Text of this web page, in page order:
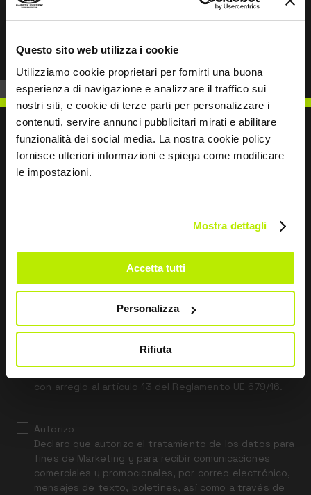
Questo sito web utilizza i cookie
Utilizziamo cookie proprietari per fornirti una buona
esperienza di navigazione e analizzare il traffico sui
nostri siti, e cookie di terze parti per personalizzare i
contenuti, servire annunci pubblicitari mirati e abilitare
funzionalità dei social media. La nostra cookie policy
fornisce ulteriori informazioni e spiega come modificare
le impostazioni.
Mostra dettagli
Accetta tutti
Personalizza
Rifiuta
Anterior Siguiente
Sigamos en contacto
Leave
field
con arreglo al artículo 13 del Reglamento UE 679/16.
Autorizo
Declaro que autorizo el tratamiento de los datos para
fines de Marketing y para recibir comunicaciones
comerciales y promocionales, por correo electrónico,
mensajes de texto, boletines, así como a través de